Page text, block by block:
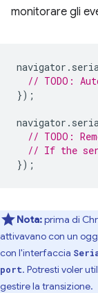
monitorare gli
navigator .
// TODO:
});
navigator .
// TODO:
// If the
});
Nota:prima di
attivavano con un
con l'interfaccia
port. Potresti voler
gestire la transizione.